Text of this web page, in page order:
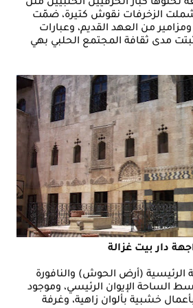
نحتوها كبار الحرفيين الحلبيين متل
وشملت الزخرفات نقوش كتيرة، ضمّت
من العهد القديم، وعبارات
مدى ثقافة المجتمع الحلبي بهي
دار بيت غزالة
الرئيسية (أرض الحوش) والنافورة
الساحة الإيوان الرئيسي، وموجود
خشبية بألوان زاهية، وغرفة